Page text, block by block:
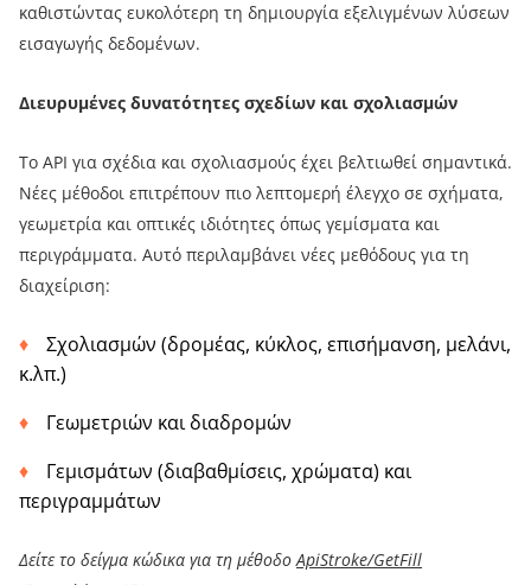
καθιστώντας ευκολότερη τη δημιουργία εξελιγμένων λύσεων
εισαγωγής δεδομένων.
Διευρυμένες δυνατότητες σχεδίων και σχολιασμών
Το API για σχέδια και σχολιασμούς έχει βελτιωθεί σημαντικά.
Νέες μέθοδοι επιτρέπουν πιο λεπτομερή έλεγχο σε σχήματα,
γεωμετρία και οπτικές ιδιότητες όπως γεμίσματα και
περιγράμματα. Αυτό περιλαμβάνει νέες μεθόδους για τη
διαχείριση:
Σχολιασμών (δρομέας, κύκλος, επισήμανση, μελάνι,
κ.λπ.)
Γεωμετριών και διαδρομών
Γεμισμάτων (διαβαθμίσεις, χρώματα) και
περιγραμμάτων
Δείτε το δείγμα κώδικα για τη μέθοδοApiStroke/GetFill